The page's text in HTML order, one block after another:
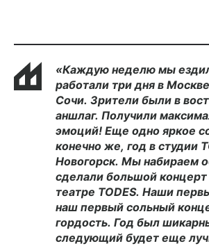
«Каждую неделю мы
работали тридня в Москве
Сочи. Зрители были в
аншлаг. Получили
эмоций! Еще одно яркое
конечно же, год в студии
Новогорск. Мы набираем
сделали большой концерт
театре TODES. Наши
наш первый сольный
гордость. Год был
следующий будет еще